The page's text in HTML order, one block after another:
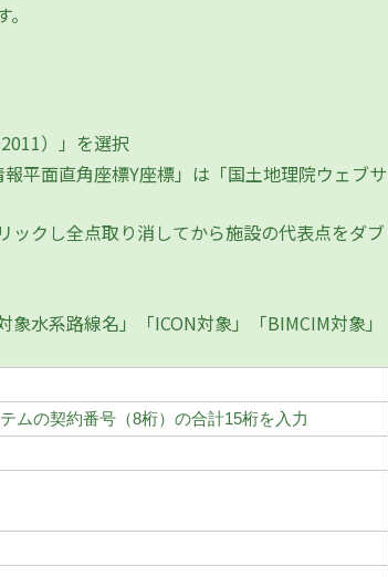
）」を選択
平面直角座標Y座標」は「国土地理院ウェブサ
クし全点取り消してから施設の代表点をダブ
水系路線名」「ICON対象」「BIMCIM対象」
ムの契約番号（8桁）の合計15桁を入力